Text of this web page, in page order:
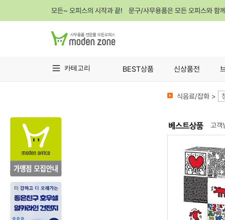
모든~ 오피스의 시작과 끝! 문구/사무용품은 모든 오피스와 함
카테고리 BEST상품 신상품전
식음료/잡화 >
고객